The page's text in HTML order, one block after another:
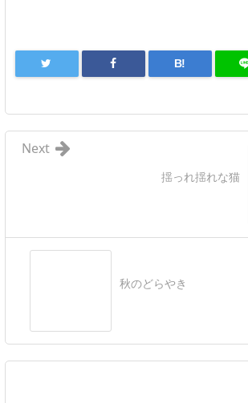
B!
揺っれ揺れな猫
Next
秋のどらやき